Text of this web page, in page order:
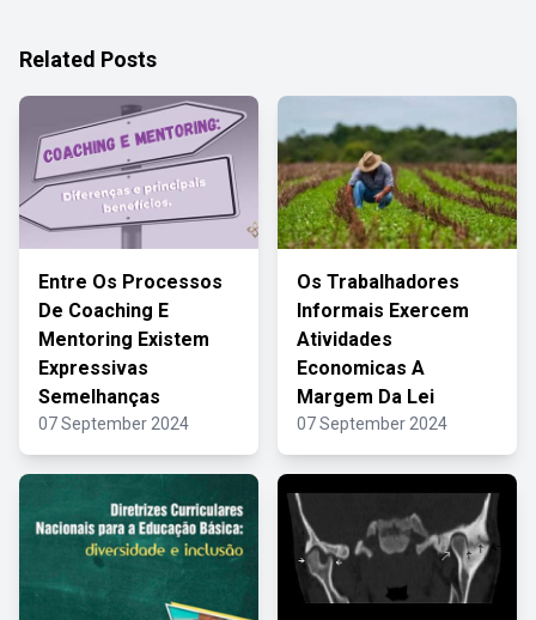
Related Posts
Entre Os Processos
De Coaching E
Mentoring Existem
Expressivas
Semelhanças
07 September 2024
Os Trabalhadores
Informais Exercem
Atividades
Economicas A
Margem Da Lei
07 September 2024